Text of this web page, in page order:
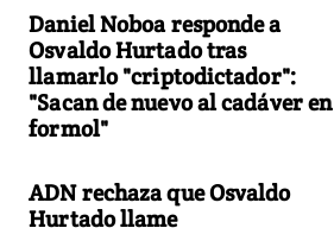
Daniel Noboa responde a
Osvaldo Hurtado tras
llamarlo "criptodictador":
"Sacan de nuevo al cadáver en
formol"
ADN rechaza que Osvaldo
Hurtado llame